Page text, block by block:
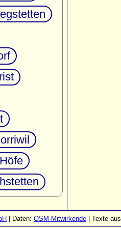
| Daten: OSM-Mitwirkende | Texte aus